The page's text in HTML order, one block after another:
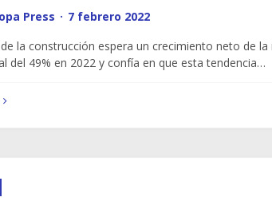
Press · 7 febrero 2022
la construcción espera un crecimiento neto de la
del 49% en 2022 y confía en que esta tendencia…